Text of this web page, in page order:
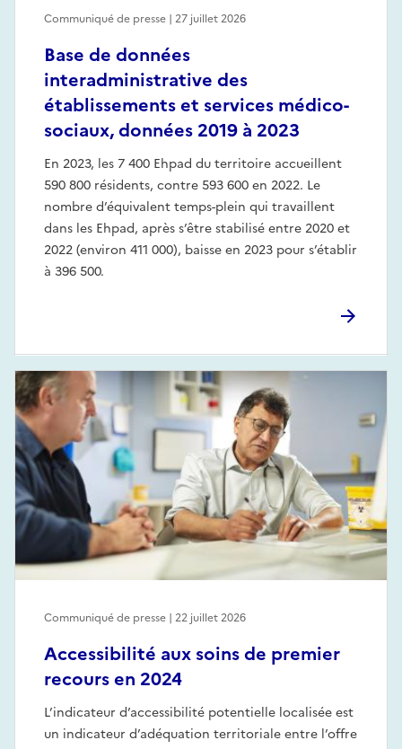
Base de données
interadministrative des
établissements et services médico-
sociaux, données 2019 à 2023
En 2023, les 7 400 Ehpad du territoire accueillent
590 800 résidents, contre 593 600 en 2022. Le
nombre d’équivalent temps-plein qui travaillent
dans les Ehpad, après s’être stabilisé entre 2020 et
2022 (environ 411 000), baisse en 2023 pour s’établir
à 396 500.
Communiqué de presse | 27 juillet 2026
Accessibilité aux soins de premier
recours en 2024
L’indicateur d’accessibilité potentielle localisée est
un indicateur d’adéquation territoriale entre l’offre
Communiqué de presse | 22 juillet 2026